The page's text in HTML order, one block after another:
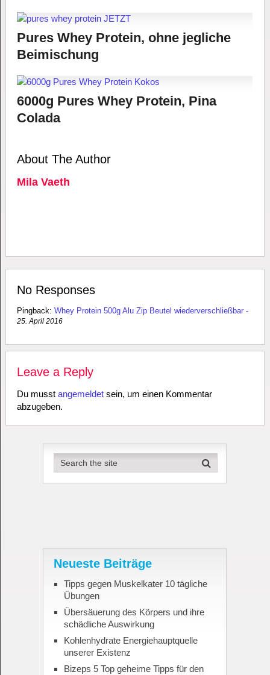
Pures Whey Protein, ohne jegliche
Beimischung
6000g Pures Whey Protein, Pina
Colada
About The Author
Mila Vaeth
No Responses
Pingback: Whey Protein 500g Alu Zip Beutel wiederverschließbar -
25. April 2016
Leave a Reply
Du musst angemeldetsein, um einen Kommentar
abzugeben.
Neueste Beiträge
Tipps gegen Muskelkater 10 tägliche
Übungen
Übersäuerung des Körpers und ihre
schädliche Auswirkung
Kohlenhydrate Energiehauptquelle
unserer Existenz
Bizeps 5 Top geheime Tipps für den